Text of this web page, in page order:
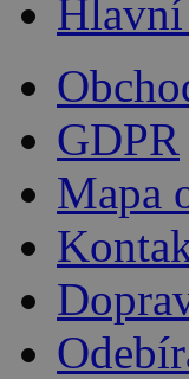
Hlavní
GDPR
Mapa